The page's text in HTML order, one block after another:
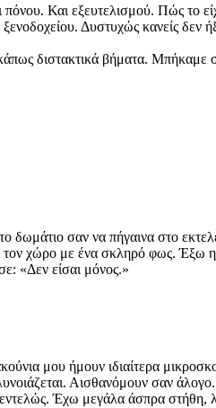
Και εξευτελισμού. Πώς το
Δυστυχώς κανείς δεν
διστακτικά βήματα.
σαν να πήγαινα στο
τον χώρο με ένα σκληρό φως. Έξω
«Δεν είσαι μόνος.»
μου ήμουν ιδιαίτερα
Αισθανόμουν σαν
Έχω μεγάλα άσπρα στήθη,